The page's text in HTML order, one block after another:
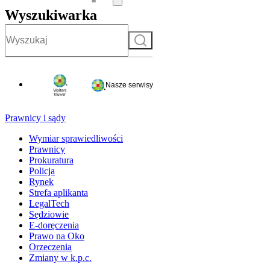
Wyszukiwarka
Szukaj
Nasze serwisy
Prawnicy i sądy
Wymiar sprawiedliwości
Prawnicy
Prokuratura
Policja
Rynek
Strefa aplikanta
LegalTech
Sędziowie
E-doręczenia
Prawo na Oko
Orzeczenia
Zmiany w k.p.c.